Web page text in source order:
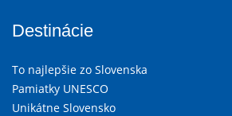
Destinácie
To najlepšie zo Slovenska
Pamiatky UNESCO
Unikátne Slovensko